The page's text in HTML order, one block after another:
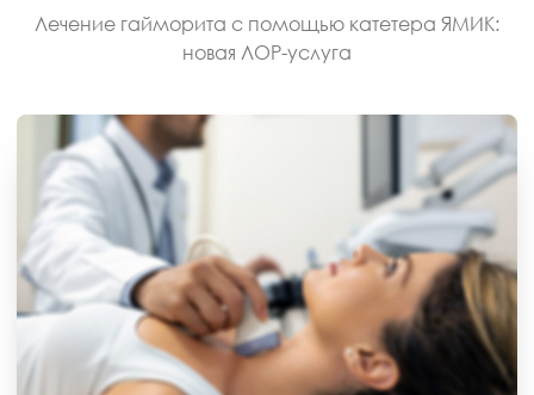
Лечение гайморита с помощью катетера ЯМИК:
новая ЛОР-услуга